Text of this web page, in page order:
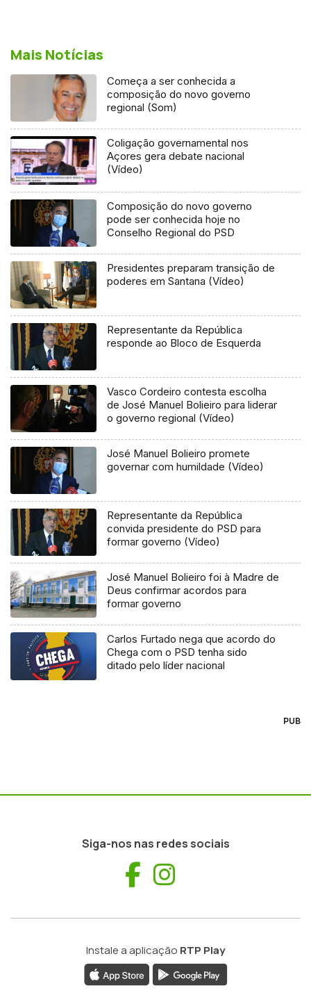
Mais Notícias
Começa a ser conhecida a
composição do novo governo
regional (Som)
Coligação governamental nos
Açores gera debate nacional
(Vídeo)
Composição do novo governo
pode ser conhecida hoje no
Conselho Regional do PSD
Presidentes preparam transição de
poderes em Santana (Vídeo)
Representante da República
responde ao Bloco de Esquerda
Vasco Cordeiro contesta escolha
de José Manuel Bolieiro para liderar
o governo regional (Vídeo)
José Manuel Bolieiro promete
governar com humildade (Vídeo)
Representante da República
convida presidente do PSD para
formar governo (Vídeo)
José Manuel Bolieiro foi à Madre de
Deus confirmar acordos para
formar governo
Carlos Furtado nega que acordo do
Chega com o PSD tenha sido
ditado pelo líder nacional
PUB
Siga-nos nas redes sociais
Facebook
Instale a aplicação RTP Play